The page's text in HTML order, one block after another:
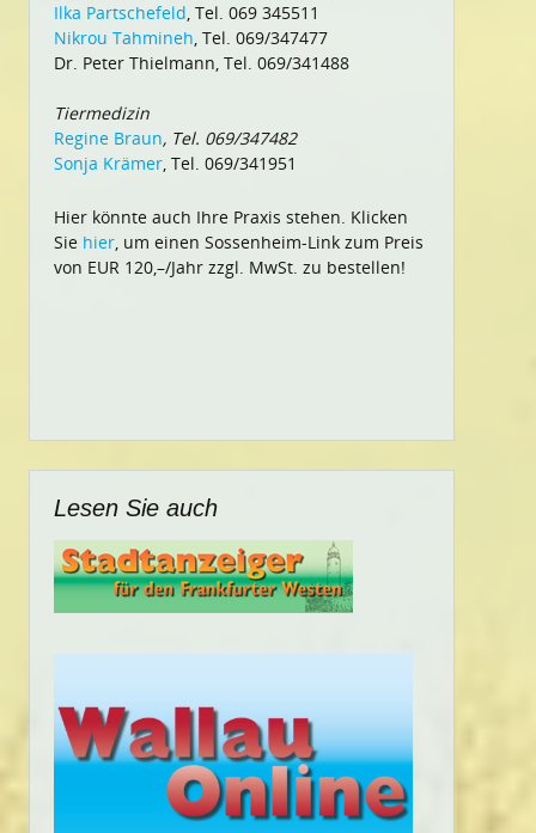
Ilka Partschefeld, Tel. 069 345511
Nikrou Tahmineh, Tel. 069/347477
Dr. Peter Thielmann, Tel. 069/341488
Tiermedizin
Regine Braun, Tel. 069/347482
Sonja Krämer, Tel. 069/341951
Hier könnte auch Ihre Praxis stehen. Klicken
Sie hier, um einen Sossenheim-Link zum Preis
von EUR 120,–/Jahr zzgl. MwSt. zu bestellen!
Lesen Sie auch